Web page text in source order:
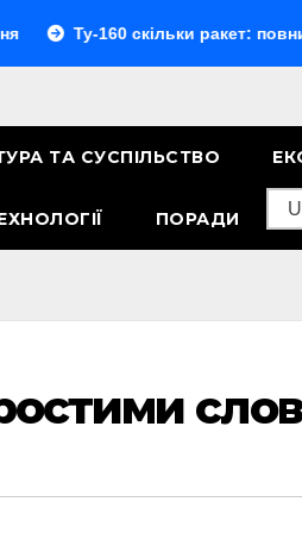
скільки ракет: повний розбір
ТА СУСПІЛЬСТВО
ПОРАДИ